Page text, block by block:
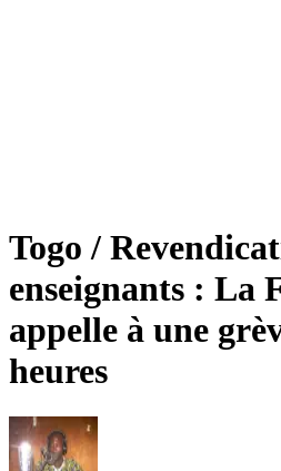
Togo /
enseignants : La
appelle à une
heures